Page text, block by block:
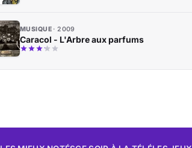
MUSIQUE 2009
Caracol - L'Arbre aux parfums